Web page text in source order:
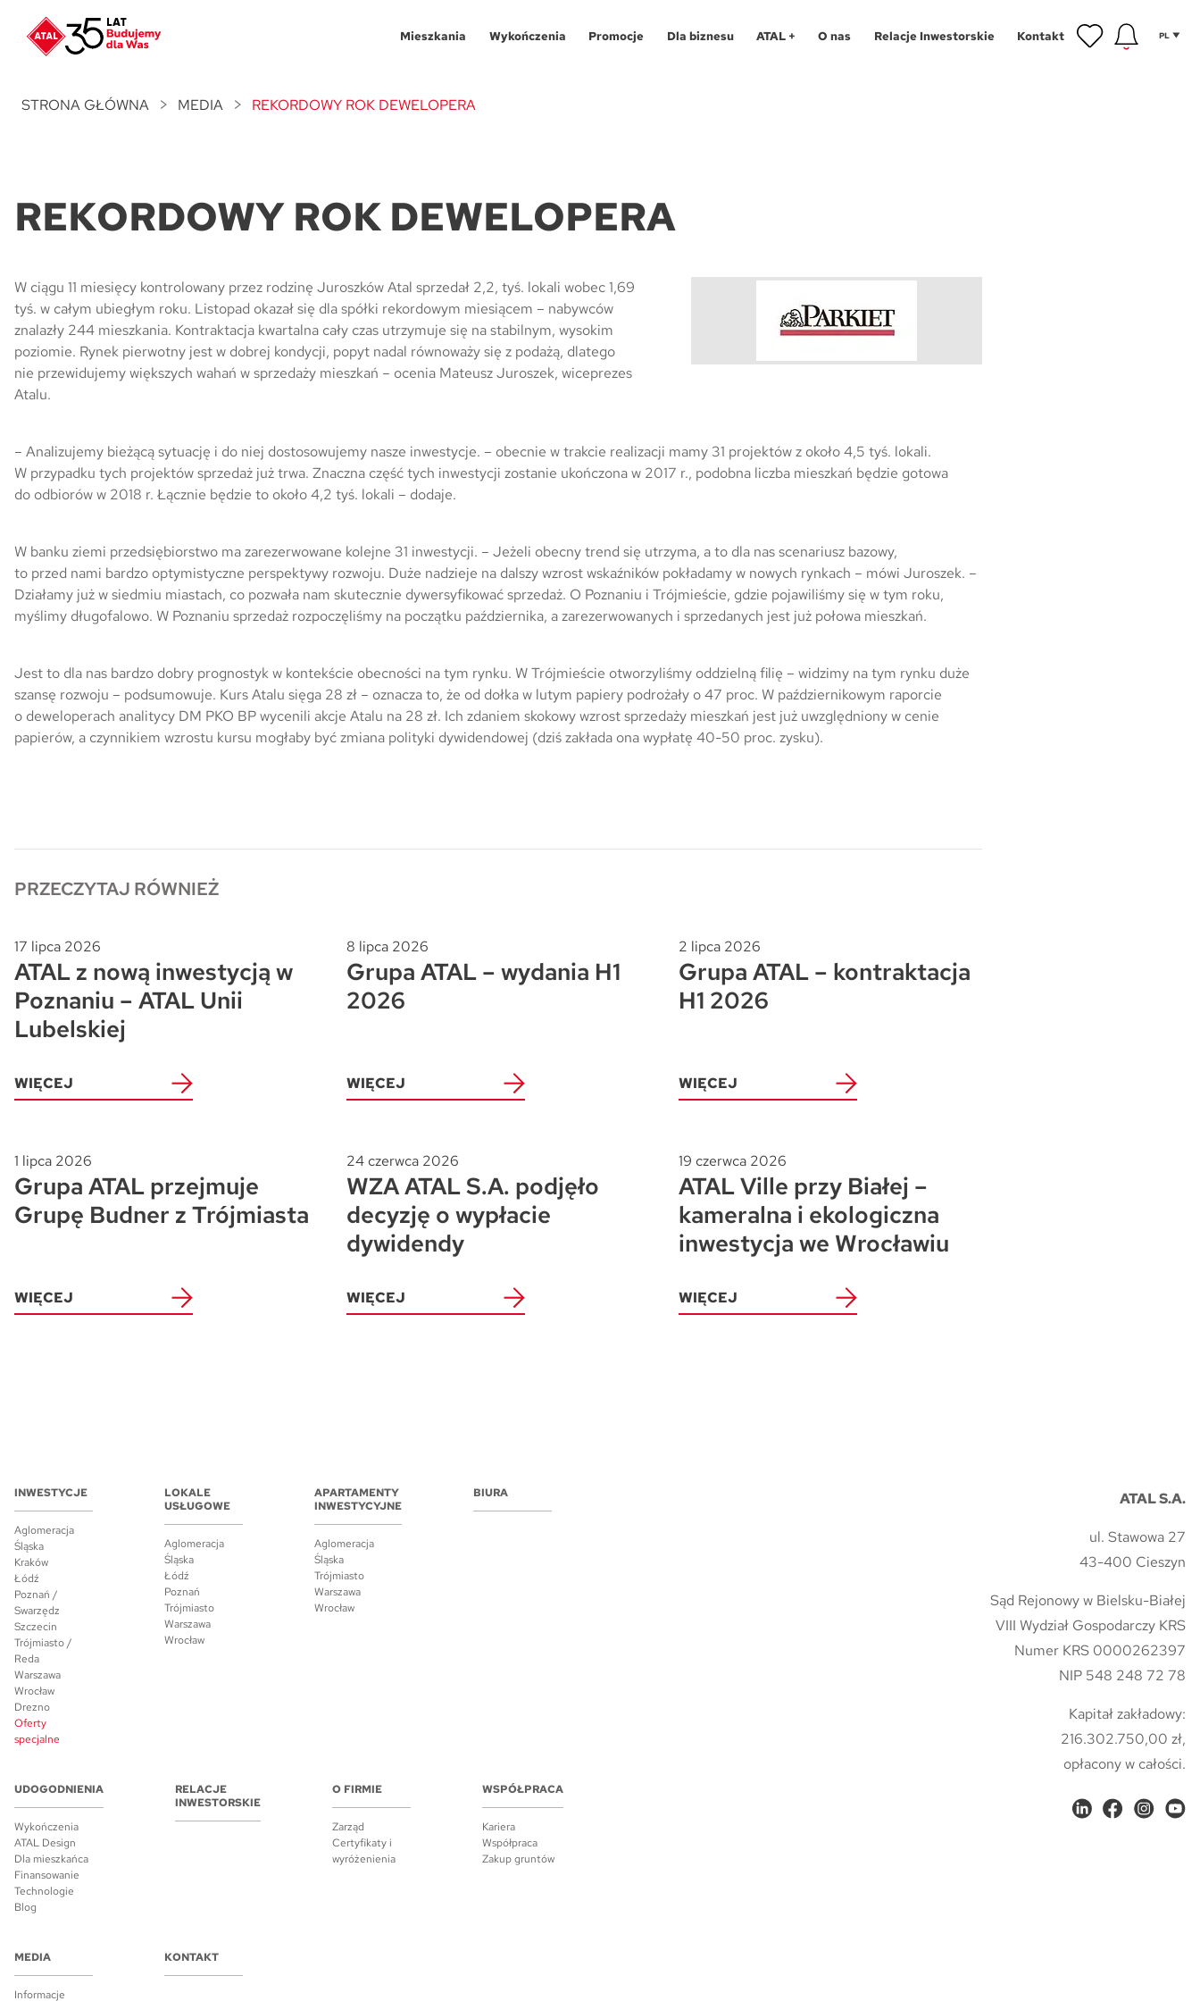
Mieszkania
Aglomeracja Śląska
Katowice
Łódź
Poznań / Swarzędz
Swarzędz
Szczecin
Gdynia
Reda
Warszawa
Wrocław
Mapa inwestycji
Wykończenia
Pakiety
Kontakt
Promocje
Kraków
Poznań / Swarzędz
Szczecin
Trójmiasto / Reda
Wrocław
Dla biznesu
Trójmiasto
Wrocław
Mapa inwestycji
ATAL +
Technologie
Blog
O nas Relacje Inwestorskie Kontakt PL
STRONA GŁÓWNA MEDIA REKORDOWY ROK DEWELOPERA
REKORDOWY ROK DEWELOPERA
W ciągu 11 miesięcy kontrolowany przez rodzinę Juroszków Atal sprzedał 2,2, tyś. lokali wobec 1,69
tyś. w całym ubiegłym roku. Listopad okazał się dla spółki rekordowym miesiącem – nabywców
znalazły 244 mieszkania. Kontraktacja kwartalna cały czas utrzymuje się na stabilnym, wysokim
poziomie. Rynek pierwotny jest w dobrej kondycji, popyt nadal równoważy się z podażą, dlatego
nie przewidujemy większych wahań w sprzedaży mieszkań – ocenia Mateusz Juroszek, wiceprezes
Atalu.
– Analizujemy bieżącą sytuację i do niej dostosowujemy nasze inwestycje. – obecnie w trakcie realizacji mamy 31 projektów z około 4,5 tyś. lokali.
W przypadku tych projektów sprzedaż już trwa. Znaczna część tych inwestycji zostanie ukończona w 2017 r., podobna liczba mieszkań będzie gotowa
do odbiorów w 2018 r. Łącznie będzie to około 4,2 tyś. lokali – dodaje.
W banku ziemi przedsiębiorstwo ma zarezerwowane kolejne 31 inwestycji. – Jeżeli obecny trend się utrzyma, a to dla nas scenariusz bazowy,
to przed nami bardzo optymistyczne perspektywy rozwoju. Duże nadzieje na dalszy wzrost wskaźników pokładamy w nowych rynkach – mówi Juroszek. –
Działamy już w siedmiu miastach, co pozwała nam skutecznie dywersyfikować sprzedaż. O Poznaniu i Trójmieście, gdzie pojawiliśmy się w tym roku,
myślimy długofalowo. W Poznaniu sprzedaż rozpoczęliśmy na początku października, a zarezerwowanych i sprzedanych jest już połowa mieszkań.
Jest to dla nas bardzo dobry prognostyk w kontekście obecności na tym rynku. W Trójmieście otworzyliśmy oddzielną filię – widzimy na tym rynku duże
szansę rozwoju – podsumowuje. Kurs Atalu sięga 28 zł – oznacza to, że od dołka w lutym papiery podrożały o 47 proc. W październikowym raporcie
o deweloperach analitycy DM PKO BP wycenili akcje Atalu na 28 zł. Ich zdaniem skokowy wzrost sprzedaży mieszkań jest już uwzględniony w cenie
papierów, a czynnikiem wzrostu kursu mogłaby być zmiana polityki dywidendowej (dziś zakłada ona wypłatę 40-50 proc. zysku).
PRZECZYTAJ RÓWNIEŻ
17 lipca 2026
ATAL z nową inwestycją w
Poznaniu – ATAL Unii
Lubelskiej
WIĘCEJ
8 lipca 2026
Grupa ATAL – wydania H1
2026
WIĘCEJ
2 lipca 2026
Grupa ATAL – kontraktacja
H1 2026
WIĘCEJ
1 lipca 2026
Grupa ATAL przejmuje
Grupę Budner z Trójmiasta
WIĘCEJ
24 czerwca 2026
WZA ATAL S.A. podjęło
decyzję o wypłacie
dywidendy
WIĘCEJ
19 czerwca 2026
ATAL Ville przy Białej –
kameralna i ekologiczna
inwestycja we Wrocławiu
WIĘCEJ
INWESTYCJE
Aglomeracja
Śląska
Kraków
Łódź
Poznań /
Swarzędz
Szczecin
Trójmiasto /
Reda
Warszawa
Wrocław
Drezno
Oferty
specjalne
LOKALE
USŁUGOWE
Aglomeracja
Śląska
Łódź
Poznań
Trójmiasto
Warszawa
Wrocław
APARTAMENTY
INWESTYCYJNE
Aglomeracja
Śląska
Trójmiasto
Warszawa
Wrocław
BIURA
UDOGODNIENIA
Wykończenia
ATAL Design
Dla mieszkańca
Finansowanie
Technologie
Blog
RELACJE
INWESTORSKIE
O FIRMIE
Zarząd
Certyfikaty i
wyróżenienia
WSPÓŁPRACA
Kariera
Współpraca
Zakup gruntów
MEDIA
Informacje
KONTAKT
ATAL S.A.
ul. Stawowa 27
43-400 Cieszyn
Sąd Rejonowy w Bielsku-Białej
VIII Wydział Gospodarczy KRS
Numer KRS 0000262397
NIP 548 248 72 78
Kapitał zakładowy:
216.302.750,00 zł,
opłacony w całości.
w Poznaniu
NOWOŚĆ
Program Poleceń ATAL
NOWOŚĆ
ATAL Floriana w Szczecinie
NOWOŚĆ
ATAL Ruczaj w Krakowie